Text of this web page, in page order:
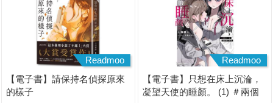
Readmoo
【電子書】請保持名偵探原來
的樣子
Readmoo
【電子書】只想在床上沉淪，
凝望天使的睡顏。 (1) ＃兩個